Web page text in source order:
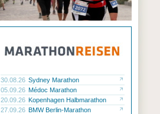
30.08.26 Sydney Marathon
05.09.26 Médoc Marathon
20.09.26 Kopenhagen Halbmarathon
27.09.26 BMW Berlin-Marathon